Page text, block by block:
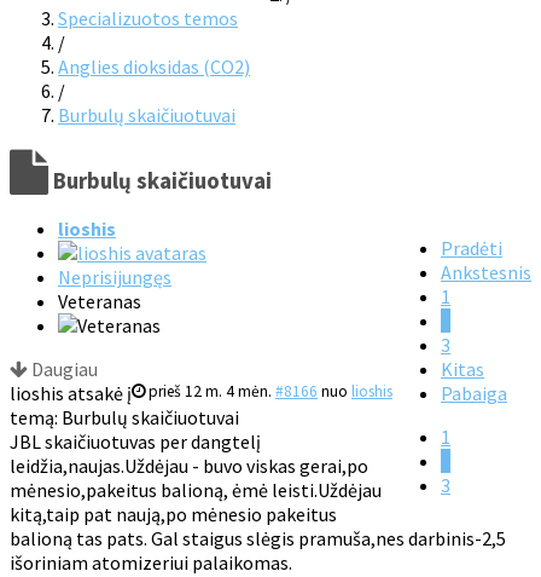
Specializuotos temos
/
Anglies dioksidas (CO2)
/
Burbulų skaičiuotuvai
Burbulų skaičiuotuvai
Pradėti
Ankstesnis
1
3
Kitas
Pabaiga
1
3
lioshis
Neprisijungęs
Veteranas
Daugiau
prieš 12 m. 4 mėn. #8166 nuo lioshis
lioshis atsakė į
temą: Burbulų skaičiuotuvai
JBL skaičiuotuvas per dangtelį
leidžia,naujas.Uždėjau - buvo viskas gerai,po
mėnesio,pakeitus balioną, ėmė leisti.Uždėjau
kitą,taip pat naują,po mėnesio pakeitus
balioną tas pats. Gal staigus slėgis pramuša,nes darbinis-2,5
išoriniam atomizeriui palaikomas.